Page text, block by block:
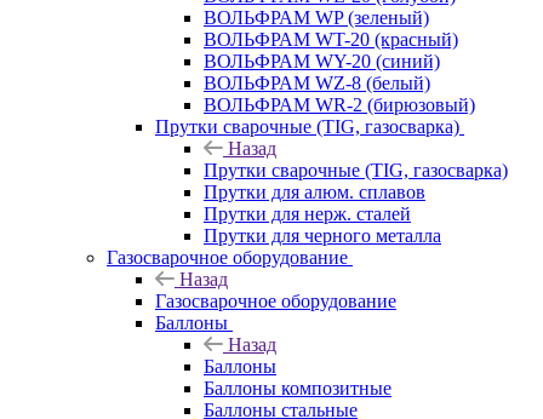
ВОЛЬФРАМ WP (зеленый)
ВОЛЬФРАМ WT-20 (красный)
ВОЛЬФРАМ WY-20 (синий)
ВОЛЬФРАМ WZ-8 (белый)
ВОЛЬФРАМ WR-2 (бирюзовый)
Прутки сварочные (TIG, газосварка)
Назад
Прутки сварочные (TIG, газосварка)
Прутки для алюм. сплавов
Прутки для нерж. сталей
Прутки для черного металла
Газосварочное оборудование
Назад
Газосварочное оборудование
Баллоны
Назад
Баллоны
Баллоны композитные
Баллоны стальные